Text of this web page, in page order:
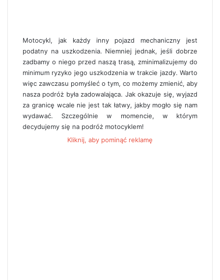
Motocykl, jak każdy inny pojazd mechaniczny jest
podatny na uszkodzenia. Niemniej jednak, jeśli dobrze
zadbamy o niego przed naszą trasą, zminimalizujemy do
minimum ryzyko jego uszkodzenia w trakcie jazdy. Warto
więc zawczasu pomyśleć o tym, co możemy zmienić, aby
nasza podróż była zadowalająca. Jak okazuje się, wyjazd
za granicę wcale nie jest tak łatwy, jakby mogło się nam
wydawać. Szczególnie w momencie, w którym
decydujemy się na podróż motocyklem!
Kliknij, aby pominąć reklamę